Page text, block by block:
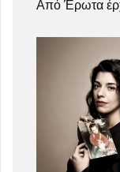
Από Έρωτα